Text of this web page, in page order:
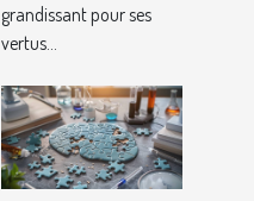
grandissant pour ses
vertus...